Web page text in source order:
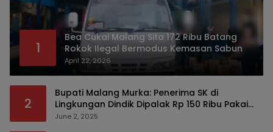
1
Bea Cukai Malang Sita 172 Ribu Batang
Rokok Ilegal Bermodus Kemasan Sabun
April 22, 2026
2
Bupati Malang Murka: Penerima SK di
Lingkungan Dindik Dipalak Rp 150 Ribu Pakai
Modus Tumpengan, KPK Turut Pantau
June 2, 2025